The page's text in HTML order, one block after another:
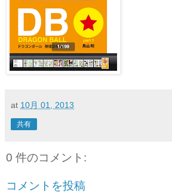
at 10月 01, 2013
共有
0 件のコメント:
コメントを投稿